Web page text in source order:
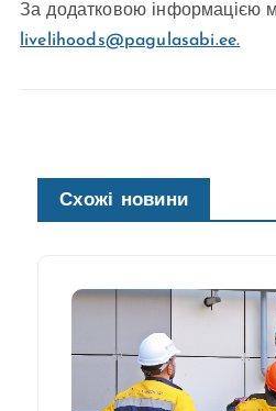
За додатковою інформацією
livelihoods@pagulasabi.ee.
Схожі новини